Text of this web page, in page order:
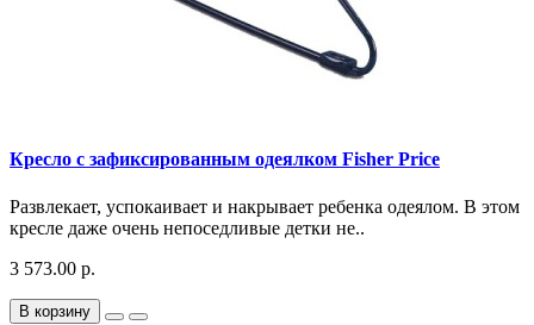
Кресло с зафиксированным одеялком Fisher Price
Развлекает, успокаивает и накрывает ребенка одеялом. В этом
кресле даже очень непоседливые детки не..
3 573.00 р.
В корзину